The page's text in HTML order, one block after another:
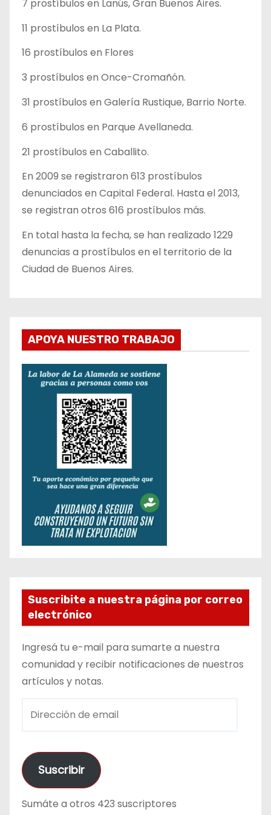
7 prostíbulos en Lanús, Gran Buenos Aires.
11 prostíbulos en La Plata.
16 prostíbulos en Flores
3 prostíbulos en Once-Cromañón.
31 prostíbulos en Galería Rustique, Barrio Norte.
6 prostíbulos en Parque Avellaneda.
21 prostíbulos en Caballito.
En 2009 se registraron 613 prostíbulos
denunciados en Capital Federal. Hasta el 2013,
se registran otros 616 prostíbulos más.
En total hasta la fecha, se han realizado 1229
denuncias a prostíbulos en el territorio de la
Ciudad de Buenos Aires.
APOYA NUESTRO TRABAJO
Suscribite a nuestra página por correo
electrónico
Ingresá tu e-mail para sumarte a nuestra
comunidad y recibir notificaciones de nuestros
artículos y notas.
e
c
i
Suscribir
Sumáte a otros 423 suscriptores